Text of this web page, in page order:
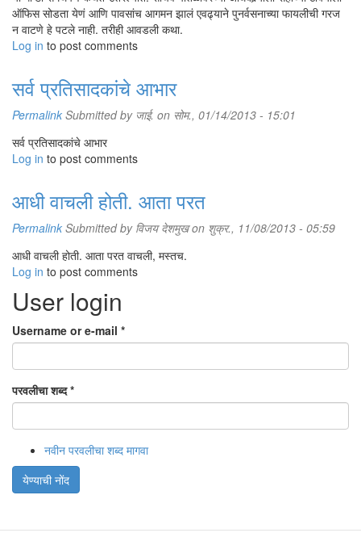
ऑफिस सोडता येणं आणि पावसांच आगमन झालं एवढ्याने पुनर्वसनाच्या फायलीची गरज
न वाटणे हे पटले नाही. तरीही आवडली कथा.
Log in to post comments
सर्व प्रतिसादकांचे आभार
Permalink Submitted by जाई. on सोम., 01/14/2013 - 15:01
सर्व प्रतिसादकांचे आभार
Log in to post comments
आधी वाचली होती. आता परत
Permalink Submitted by विजय देशमुखon शुक्र., 11/08/2013 - 05:59
आधी वाचली होती. आता परत वाचली, मस्तच.
Log in to post comments
User login
Username or e-mail *
परवलीचा शब्द*
नवीन परवलीचा शब्द मागवा
येण्याची नोंद